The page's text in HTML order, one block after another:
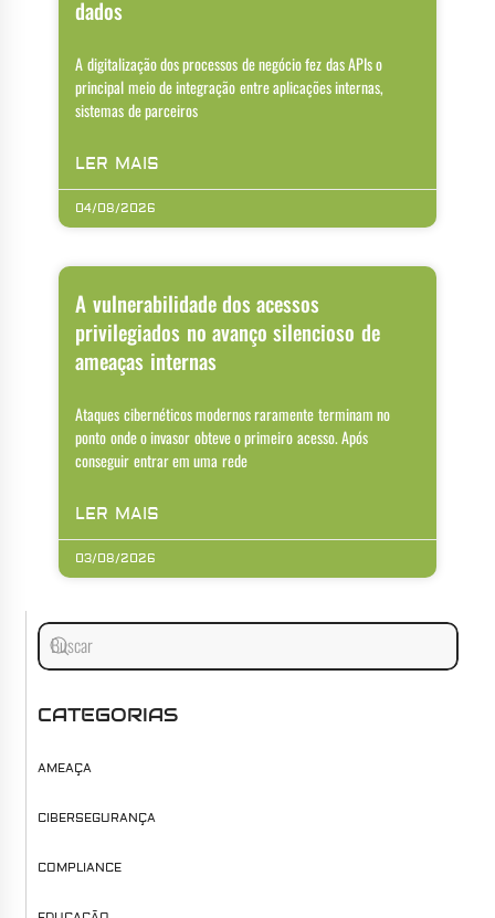
dados
A digitalização dos processos de negócio fez das APIs o
principal meio de integração entre aplicações internas,
sistemas de parceiros
LER MAIS
04/08/2026
A vulnerabilidade dos acessos
privilegiados no avanço silencioso de
ameaças internas
Ataques cibernéticos modernos raramente terminam no
ponto onde o invasor obteve o primeiro acesso. Após
conseguir entrar em uma rede
LER MAIS
03/08/2026
CATEGORIAS
AMEAÇA
CIBERSEGURANÇA
COMPLIANCE